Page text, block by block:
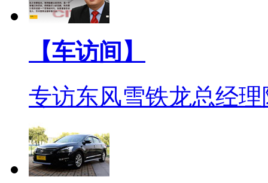
【车访间】
专访东风雪铁龙总经